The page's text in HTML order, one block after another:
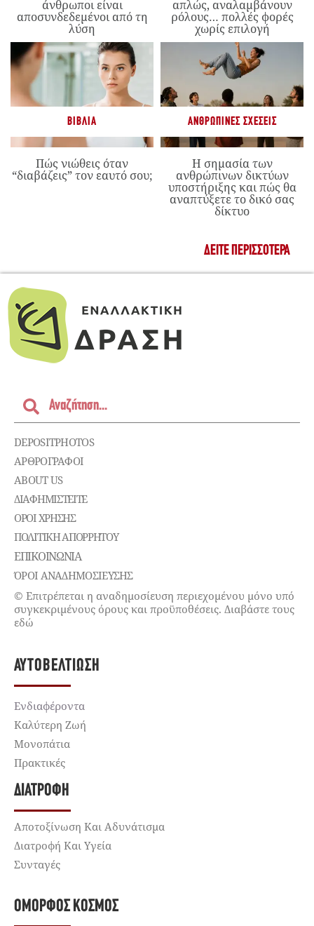
άνθρωποι είναι
αποσυνδεδεμένοι από τη
λύση
απλώς, αναλαμβάνουν
ρόλους… πολλές φορές
χωρίς επιλογή
ΒΙΒΛΊΑ
Πώς νιώθεις όταν
“διαβάζεις” τον εαυτό σου;
ΑΝΘΡΏΠΙΝΕΣ ΣΧΈΣΕΙΣ
Η σημασία των
ανθρώπινων δικτύων
υποστήριξης και πώς θα
αναπτύξετε το δικό σας
δίκτυο
ΔΕΊΤΕ ΠΕΡΙΣΣΌΤΕΡΑ
DEPOSITPHOTOS
ΑΡΘΡΟΓΡΑΦΟΙ
ABOUT US
ΔΙΑΦΗΜΙΣΤΕΊΤΕ
ΌΡΟΙ ΧΡΉΣΗΣ
ΠΟΛΙΤΙΚΉ ΑΠΟΡΡΉΤΟΥ
ΕΠΙΚΟΙΝΩΝΊΑ
ΌΡΟΙ ΑΝΑΔΗΜΟΣΙΕΥΣΗΣ
© Επιτρέπεται η αναδημοσίευση περιεχομένου μόνο υπό
συγκεκριμένους όρους και προϋποθέσεις. Διαβάστε τους
εδώ
ΑΥΤΟΒΕΛΤΊΩΣΗ
Ενδιαφέροντα
Καλύτερη Ζωή
Μονοπάτια
Πρακτικές
ΔΙΑΤΡΟΦΉ
Αποτοξίνωση Και Αδυνάτισμα
Διατροφή Και Υγεία
Συνταγές
ΌΜΟΡΦΟΣ ΚΌΣΜΟΣ